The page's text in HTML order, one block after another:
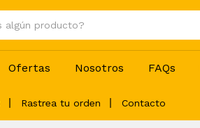
Ofertas Nosotros FAQs
Rastrea tu orden Contacto